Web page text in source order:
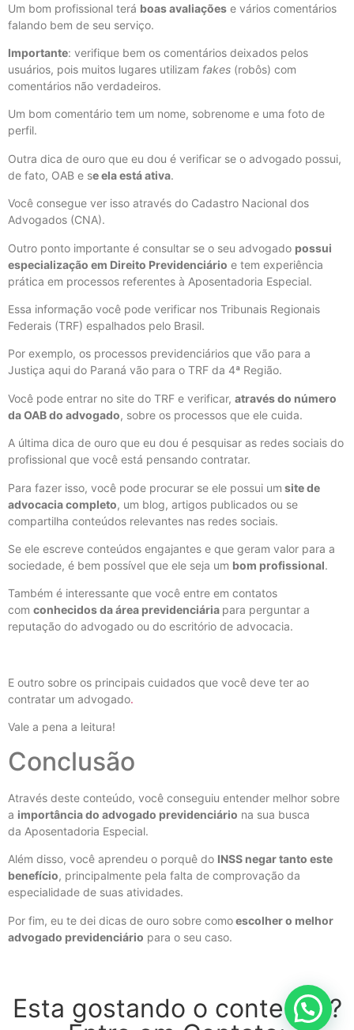
Um bom profissional terá boas avaliações e vários comentários
falando bem de seu serviço.
Importante: verifique bem os comentários deixados pelos
usuários, pois muitos lugares utilizam fakes (robôs) com
comentários não verdadeiros.
Um bom comentário tem um nome, sobrenome e uma foto de
perfil.
Outra dica de ouro que eu dou é verificar se o advogado possui,
de fato, OAB e se ela está ativa.
Você consegue ver isso através do Cadastro Nacional dos
Advogados (CNA).
Outro ponto importante é consultar se o seu advogado possui
especialização em Direito Previdenciário e tem experiência
prática em processos referentes à Aposentadoria Especial.
Essa informação você pode verificar nos Tribunais Regionais
Federais (TRF) espalhados pelo Brasil.
Por exemplo, os processos previdenciários que vão para a
Justiça aqui do Paraná vão para o TRF da 4ª Região.
Você pode entrar no site do TRF e verificar, através do número
da OAB do advogado, sobre os processos que ele cuida.
A última dica de ouro que eu dou é pesquisar as redes sociais do
profissional que você está pensando contratar.
Para fazer isso, você pode procurar se ele possui um site de
advocacia completo, um blog, artigos publicados ou se
compartilha conteúdos relevantes nas redes sociais.
Se ele escreve conteúdos engajantes e que geram valor para a
sociedade, é bem possível que ele seja um bom profissional.
Também é interessante que você entre em contatos
com conhecidos da área previdenciária para perguntar a
reputação do advogado ou do escritório de advocacia.
E outro sobre os principais cuidados que você deve ter ao
contratar um advogado.
Vale a pena a leitura!
Conclusão
Através deste conteúdo, você conseguiu entender melhor sobre
a importância do advogado previdenciário na sua busca
da Aposentadoria Especial.
Além disso, você aprendeu o porquê do INSS negar tanto este
benefício, principalmente pela falta de comprovação da
especialidade de suas atividades.
Por fim, eu te dei dicas de ouro sobre comoescolher o melhor
advogado previdenciário para o seu caso.
Esta gostando o conteúdo?